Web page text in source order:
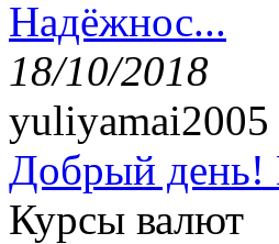
Надёжнос...
18/10/2018
yuliyamai2005
Добрый день!
Курсы валют